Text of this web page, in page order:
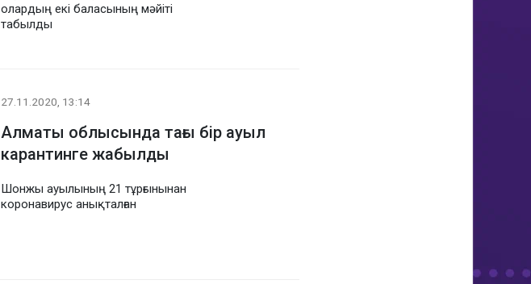
олардың екі баласының мәйіті
табылды
27.11.2020, 13:14
Алматы облысында тағы бір ауыл
карантинге жабылды
Шонжы ауылының 21 тұрғынынан
коронавирус анықталған